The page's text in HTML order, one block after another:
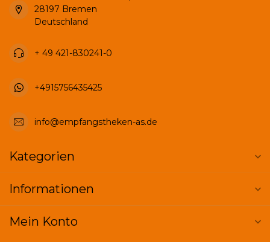
28197 Bremen
Deutschland
+ 49 421-830241-0
+4915756435425
info@empfangstheken-as.de
Kategorien
Informationen
Mein Konto